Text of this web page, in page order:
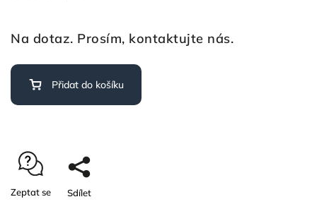
Na dotaz. Prosím, kontaktujte nás.
Přidat do košíku
Zeptat se Sdílet